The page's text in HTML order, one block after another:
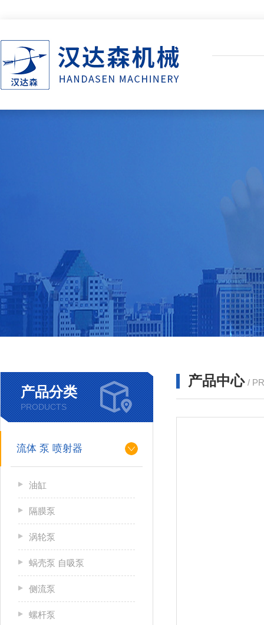
产品分类
PRODUCTS
流体 泵 喷射器
油缸
隔膜泵
涡轮泵
蜗壳泵 自吸泵
侧流泵
螺杆泵
产品中心 /